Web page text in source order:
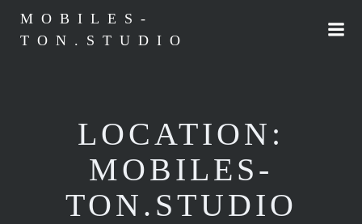
MOBILES-
TON.STUDIO
LOCATION:
MOBILES-
TON.STUDIO